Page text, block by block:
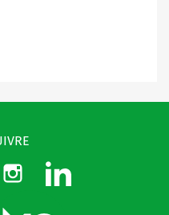
DMO
Instagram